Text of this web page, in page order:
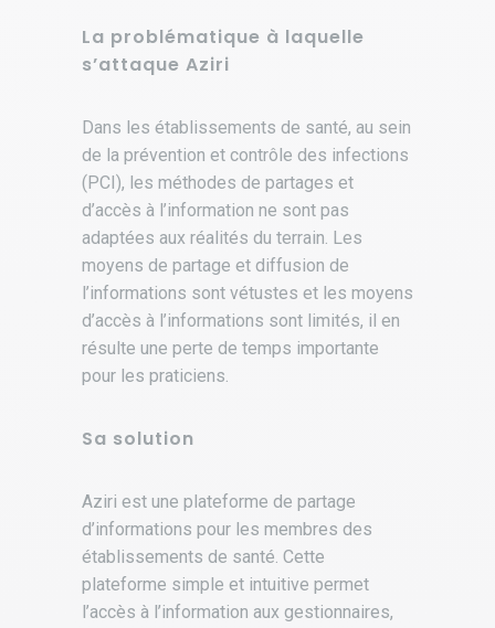
La problématique à laquelle
s’attaque Aziri
Dans les établissements de santé, au sein
de la prévention et contrôle des infections
(PCI), les méthodes de partages et
d’accès à l’information ne sont pas
adaptées aux réalités du terrain. Les
moyens de partage et diffusion de
l’informations sont vétustes et les moyens
d’accès à l’informations sont limités, il en
résulte une perte de temps importante
pour les praticiens.
Sa solution
Aziri est une plateforme de partage
d’informations pour les membres des
établissements de santé. Cette
plateforme simple et intuitive permet
l’accès à l’information aux gestionnaires,